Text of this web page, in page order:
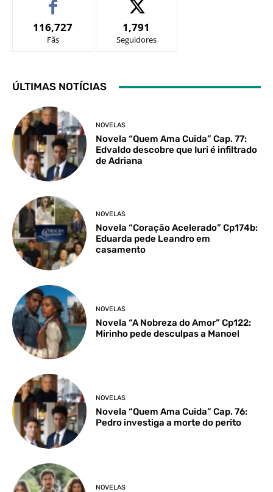
116,727
Fãs
1,791
Seguidores
ÚLTIMAS NOTÍCIAS
NOVELAS
Novela “Quem Ama Cuida” Cap. 77:
Edvaldo descobre que Iuri é infiltrado
de Adriana
NOVELAS
Novela “Coração Acelerado” Cp174b:
Eduarda pede Leandro em
casamento
NOVELAS
Novela “A Nobreza do Amor” Cp122:
Mirinho pede desculpas a Manoel
NOVELAS
Novela “Quem Ama Cuida” Cap. 76:
Pedro investiga a morte do perito
NOVELAS